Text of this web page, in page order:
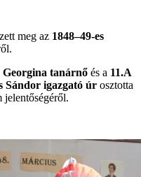
meg az 1848–49-es
Georgina tanárnő és a 11.A
Sándor igazgató úr osztotta
jelentőségéről.